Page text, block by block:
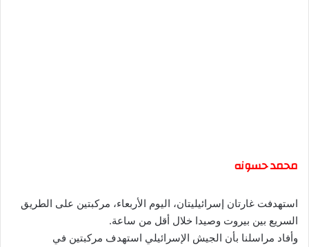
محمد حسونه
استهدفت غارتان إسرائيليتان، اليوم الأربعاء، مركبتين على الطريق
السريع بين بيروت وصيدا خلال أقل من ساعة.
وأفاد مراسلنا بأن الجيش الإسرائيلي استهدف مركبتين في